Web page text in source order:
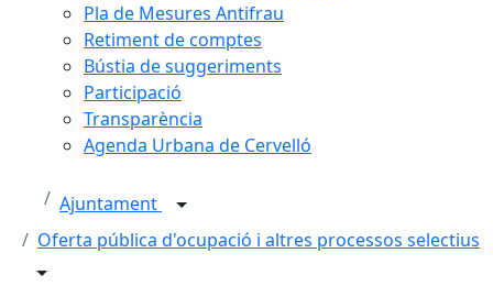
Pla de Mesures Antifrau
Retiment de comptes
Bústia de suggeriments
Participació
Transparència
Agenda Urbana de Cervelló
Ajuntament
Oferta pública d'ocupació i altres processos selectius